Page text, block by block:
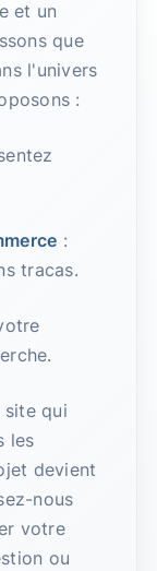
et un
que
l'univers
:
:
tracas.
site qui
les
devient
nous
votre
ou